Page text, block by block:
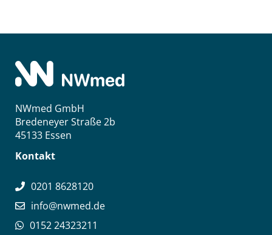
NWmed GmbH
Bredeneyer Straße 2b
45133 Essen
Kontakt
0201 8628120
info@nwmed.de
0152 24323211